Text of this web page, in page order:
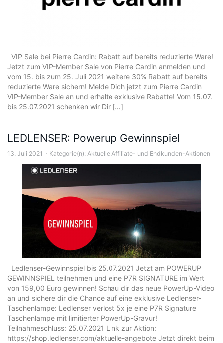
VIP Sale bei Pierre Cardin: Rabatt auf bereits reduzierte Ware!
Jetzt zum VIP-Member Sale von Pierre Cardin anmelden und
vom 15. bis zum 25. Juli 2021 weitere 30% Rabatt auf bereits
reduzierte Ware sichern! Melde Dich jetzt zum Pierre Cardin
VIP-Member Sale an und erhalte exklusive Rabatte! Vom 15.07.
bis 25.07.2021 schenken wir Dir […]
LEDLENSER: Powerup Gewinnspiel
13. Juli 2021 Kategorie(n): Aktuelle Affiliate- und Endkunden-Aktionen
Ledlenser-Gewinnspiel bis 25.07.2021 Jetzt am POWERUP
GEWINNSPIEL teilnehmen und eine P7R SIGNATURE im Wert
von 159,00 Euro gewinnen! Schau dir das neue PowerUp-Video
an und sichere dir die Chance auf eine exklusive Ledlenser-
Taschenlampe: Ledlenser verlost 5x je eine P7R Signature
Taschenlampe mit limitierter PowerUp-Gravur!
Teilnahmeschluss: 25.07.2021 Link zur Aktion:
https://shop.ledlenser.com/aktuelle-angebote Jetzt direkt beim